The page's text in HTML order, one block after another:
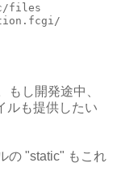
files
し開発途中、
ルも提供したい
の "static" もこれ